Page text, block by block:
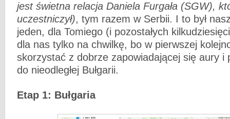
jest świetna relacja Daniela Furgała (SGW),
uczestniczył), tym razem w Serbii. I to był
jeden, dla Tomiego (i pozostałych
dla nas tylko na chwilkę, bo w pierwszej
skorzystać z dobrze zapowiadającej się aury i
do nieodległej Bułgarii.
Etap 1: Bułgaria